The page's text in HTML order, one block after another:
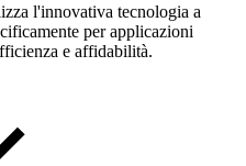
l'innovativa tecnologia a
per applicazioni
e affidabilità.